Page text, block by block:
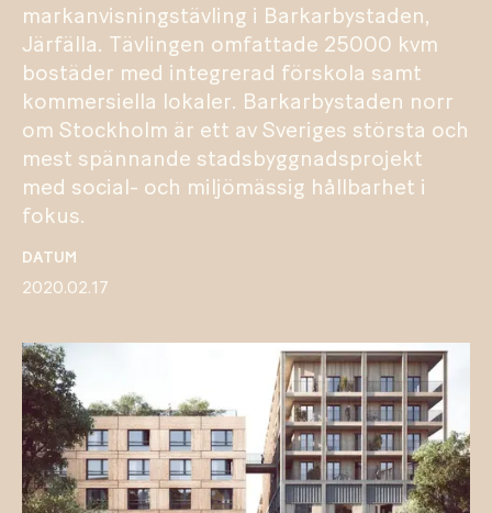
DATUM
2020.02.17
markanvisningstävling i Barkarbystaden,
Järfälla. Tävlingen omfattade 25000 kvm
bostäder med integrerad förskola samt
kommersiella lokaler. Barkarbystaden norr
om Stockholm är ett av Sveriges största och
mest spännande stadsbyggnadsprojekt
med social- och miljömässig hållbarhet i
fokus.